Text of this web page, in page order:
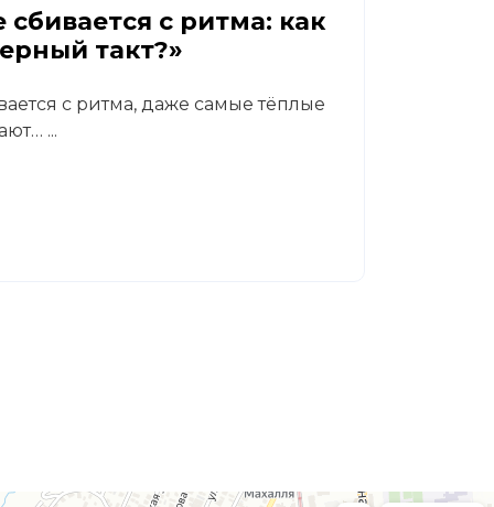
сбивается с ритма: как
такт?»
с ритма, даже самые тёплые
...